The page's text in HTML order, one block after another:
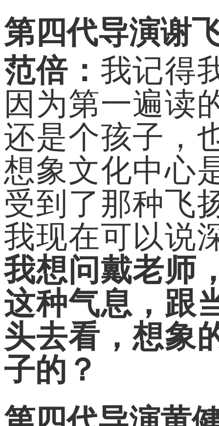
第四代导演谢
范倍： 我记得
因为第一遍读
还是个孩子，
想象文化中心
受到了那种飞
我现在可以说
我想问戴老师
这种气息，跟
头去看，想象
子的？